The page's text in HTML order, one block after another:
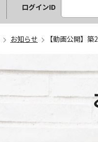
ログインID
お知らせ 【動画公開】